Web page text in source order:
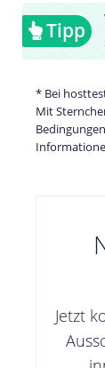
Tipp
* Bei
Mit
Jetzt